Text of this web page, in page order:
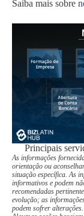
Saiba mais sobre
Principais
As informações
orientação ou
situação específica. As
informativos e podem
recomendadas
evolução; as
podem sofrer